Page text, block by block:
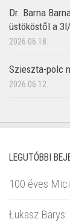
Dr. Barna
üstököstől a
2026.06.18.
Szieszta-polc
2026.06.12.
LEGUTÓBBI
100 éves
Łukasz